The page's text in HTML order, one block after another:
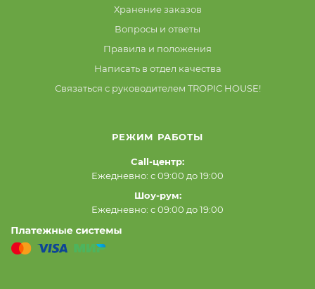
Хранение заказов
Вопросы и ответы
Правила и положения
Написать в отдел качества
Связаться с руководителем TROPIC HOUSE!
РЕЖИМ РАБОТЫ
Call-центр:
Ежедневно: с 09:00 до 19:00
Шоу-рум:
Ежедневно: с 09:00 до 19:00